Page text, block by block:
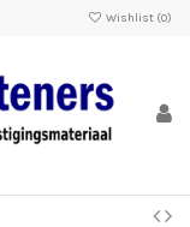
Wishlist (0)